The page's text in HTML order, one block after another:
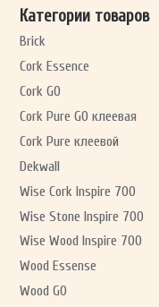
Категории товаров
Brick
Cork Essence
Cork GO
Cork Pure GO клеевая
Cork Pure клеевой
Dekwall
Wise Cork Inspire 700
Wise Stone Inspire 700
Wise Wood Inspire 700
Wood Essense
Wood GO